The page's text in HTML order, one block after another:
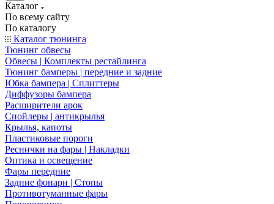
Каталог
По всему сайту
По каталогу
Каталог тюнинга
Тюнинг обвесы
Обвесы | Комплекты рестайлинга
Тюнинг бамперы | передние и задние
Юбка бампера | Сплиттеры
Диффузоры бампера
Расширители арок
Спойлеры | антикрылья
Крылья, капоты
Пластиковые пороги
Реснички на фары | Накладки
Оптика и освещение
Фары передние
Задние фонари | Стопы
Противотуманные фары